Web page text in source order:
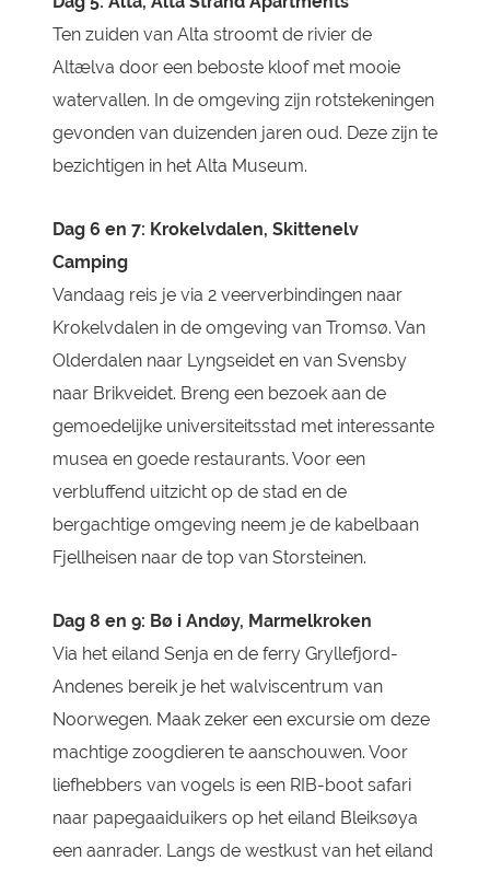
Ten zuiden van Alta stroomt de rivier de
Altælva door een beboste kloof met mooie
watervallen. In de omgeving zijn rotstekeningen
gevonden van duizenden jaren oud. Deze zijn te
bezichtigen in het Alta Museum.
Dag 6 en 7: Krokelvdalen, Skittenelv
Camping
Vandaag reis je via 2 veerverbindingen naar
Krokelvdalen in de omgeving van Tromsø. Van
Olderdalen naar Lyngseidet en van Svensby
naar Brikveidet. Breng een bezoek aan de
gemoedelijke universiteitsstad met interessante
musea en goede restaurants. Voor een
verbluffend uitzicht op de stad en de
bergachtige omgeving neem je de kabelbaan
Fjellheisen naar de top van Storsteinen.
Dag 8 en 9: Bø i Andøy, Marmelkroken
Via het eiland Senja en de ferry Gryllefjord-
Andenes bereik je het walviscentrum van
Noorwegen. Maak zeker een excursie om deze
machtige zoogdieren te aanschouwen. Voor
liefhebbers van vogels is een RIB-boot safari
naar papegaaiduikers op het eiland Bleiksøya
een aanrader. Langs de westkust van het eiland